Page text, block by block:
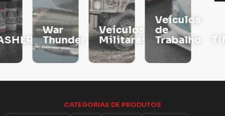
War
Thunder
Veículos
Militares
Veículos
de
Trabalho
TINTAS
CATEGORIAS DE PRODUTOS